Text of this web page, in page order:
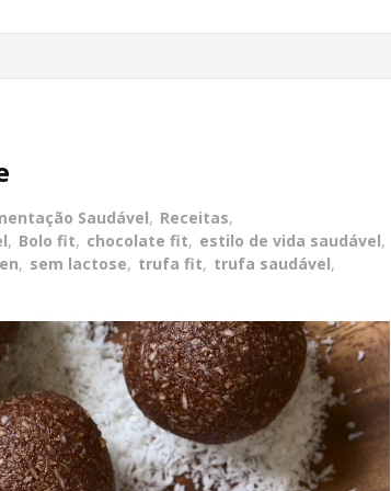
Saudável, Receitas,
, Bolo fit, chocolate fit, estilo de vida saudável,
, sem lactose, trufa fit, trufa saudável,